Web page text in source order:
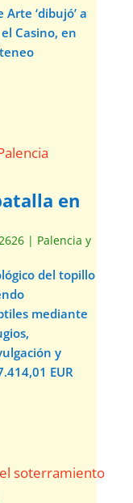
‘dibujó’ a
Casino, en
en
| Palencia y
del topillo
mediante
y
EUR